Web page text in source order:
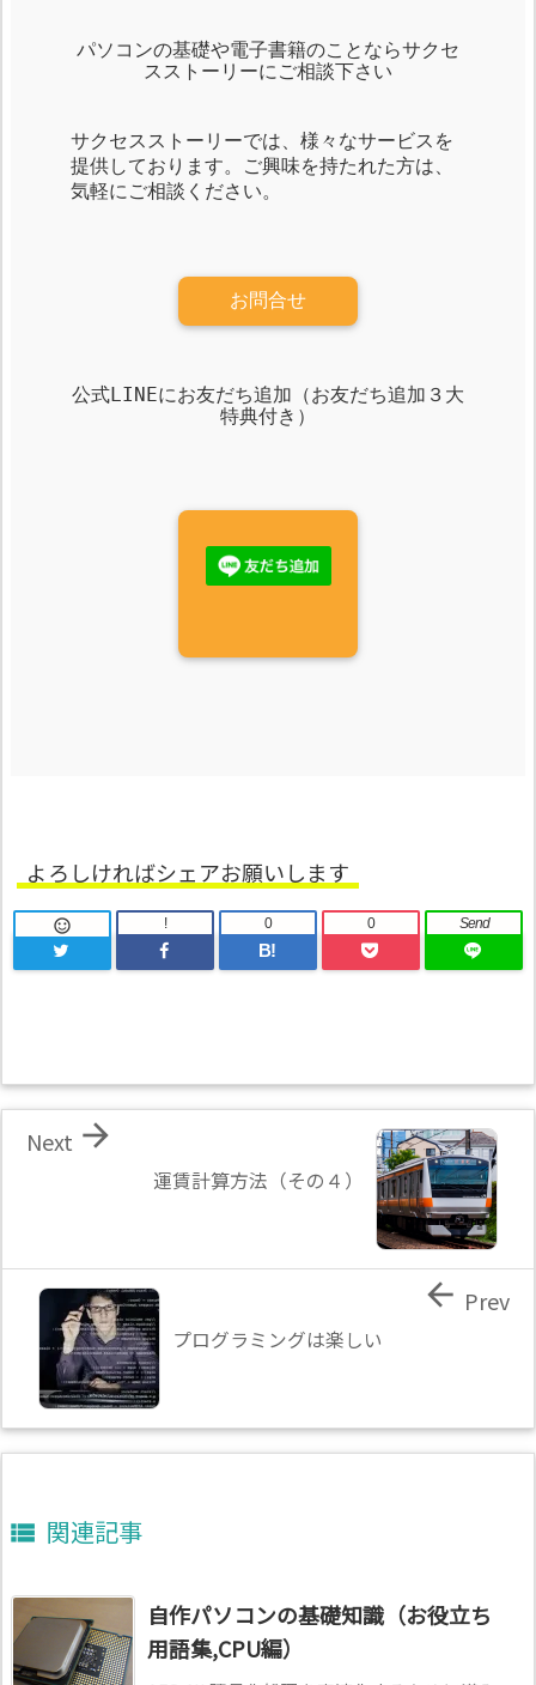
パソコンの基礎や電子書籍のことならサクセ
スストーリーにご相談下さい
サクセスストーリーでは、様々なサービスを
提供しております。ご興味を持たれた方は、
気軽にご相談ください。
お問合せ
公式LINEにお友だち追加（お友だち追加３大
特典付き）
よろしければシェアお願いします
 !
B!
0 0 Send
運賃計算方法（その４）

Next
プログラミングは楽しい
 Prev
 関連記事
自作パソコンの基礎知識（お役立ち
用語集,CPU編）